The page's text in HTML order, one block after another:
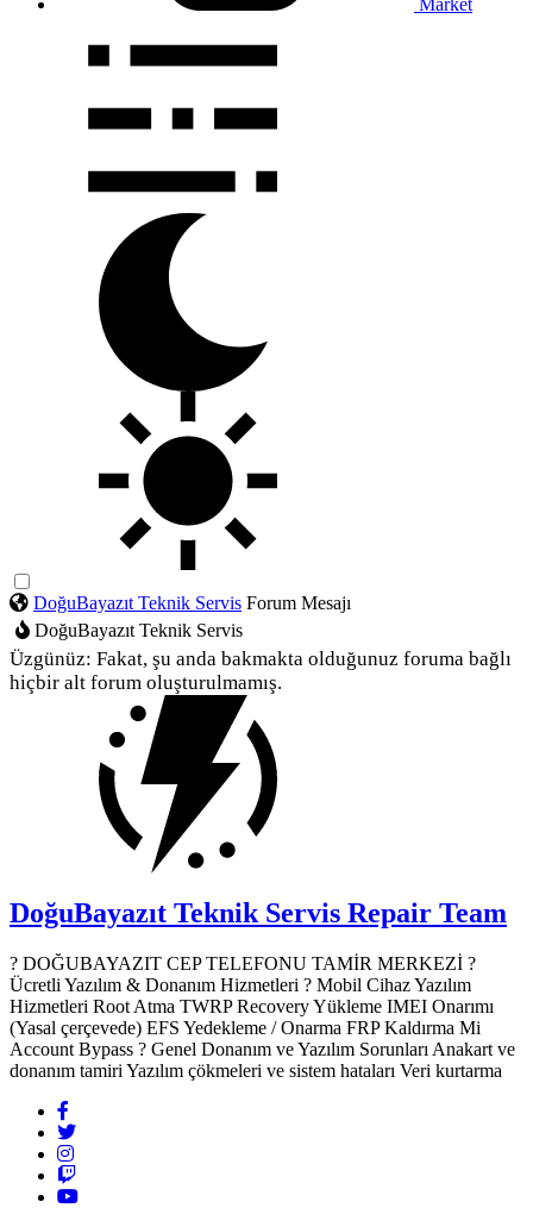
DoğuBayazıt Teknik Servis Forum Mesajı
DoğuBayazıt Teknik Servis
Üzgünüz: Fakat, şu anda bakmakta olduğunuz foruma bağlı
hiçbir alt forum oluşturulmamış.
DoğuBayazıt Teknik Servis Repair Team
? DOĞUBAYAZIT CEP TELEFONU TAMİR MERKEZİ ?️
Ücretli Yazılım & Donanım Hizmetleri ? Mobil Cihaz Yazılım
Hizmetleri Root Atma TWRP Recovery Yükleme IMEI Onarımı
(Yasal çerçevede) EFS Yedekleme / Onarma FRP Kaldırma Mi
Account Bypass ? Genel Donanım ve Yazılım Sorunları Anakart ve
donanım tamiri Yazılım çökmeleri ve sistem hataları Veri kurtarma